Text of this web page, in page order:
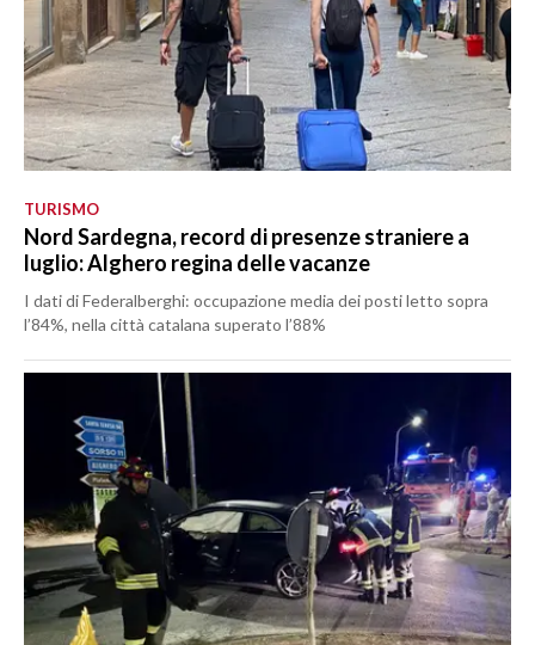
TURISMO
Nord Sardegna, record di presenze straniere a
luglio: Alghero regina delle vacanze
I dati di Federalberghi: occupazione media dei posti letto sopra
l’84%, nella città catalana superato l’88%